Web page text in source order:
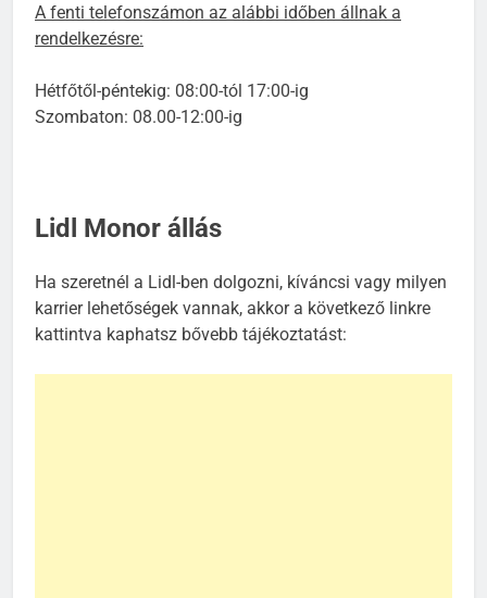
A fenti telefonszámon az alábbi időben állnak a
rendelkezésre:
Hétfőtől-péntekig: 08:00-tól 17:00-ig
Szombaton: 08.00-12:00-ig
Lidl Monor állás
Ha szeretnél a Lidl-ben dolgozni, kíváncsi vagy milyen
karrier lehetőségek vannak, akkor a következő linkre
kattintva kaphatsz bővebb tájékoztatást: